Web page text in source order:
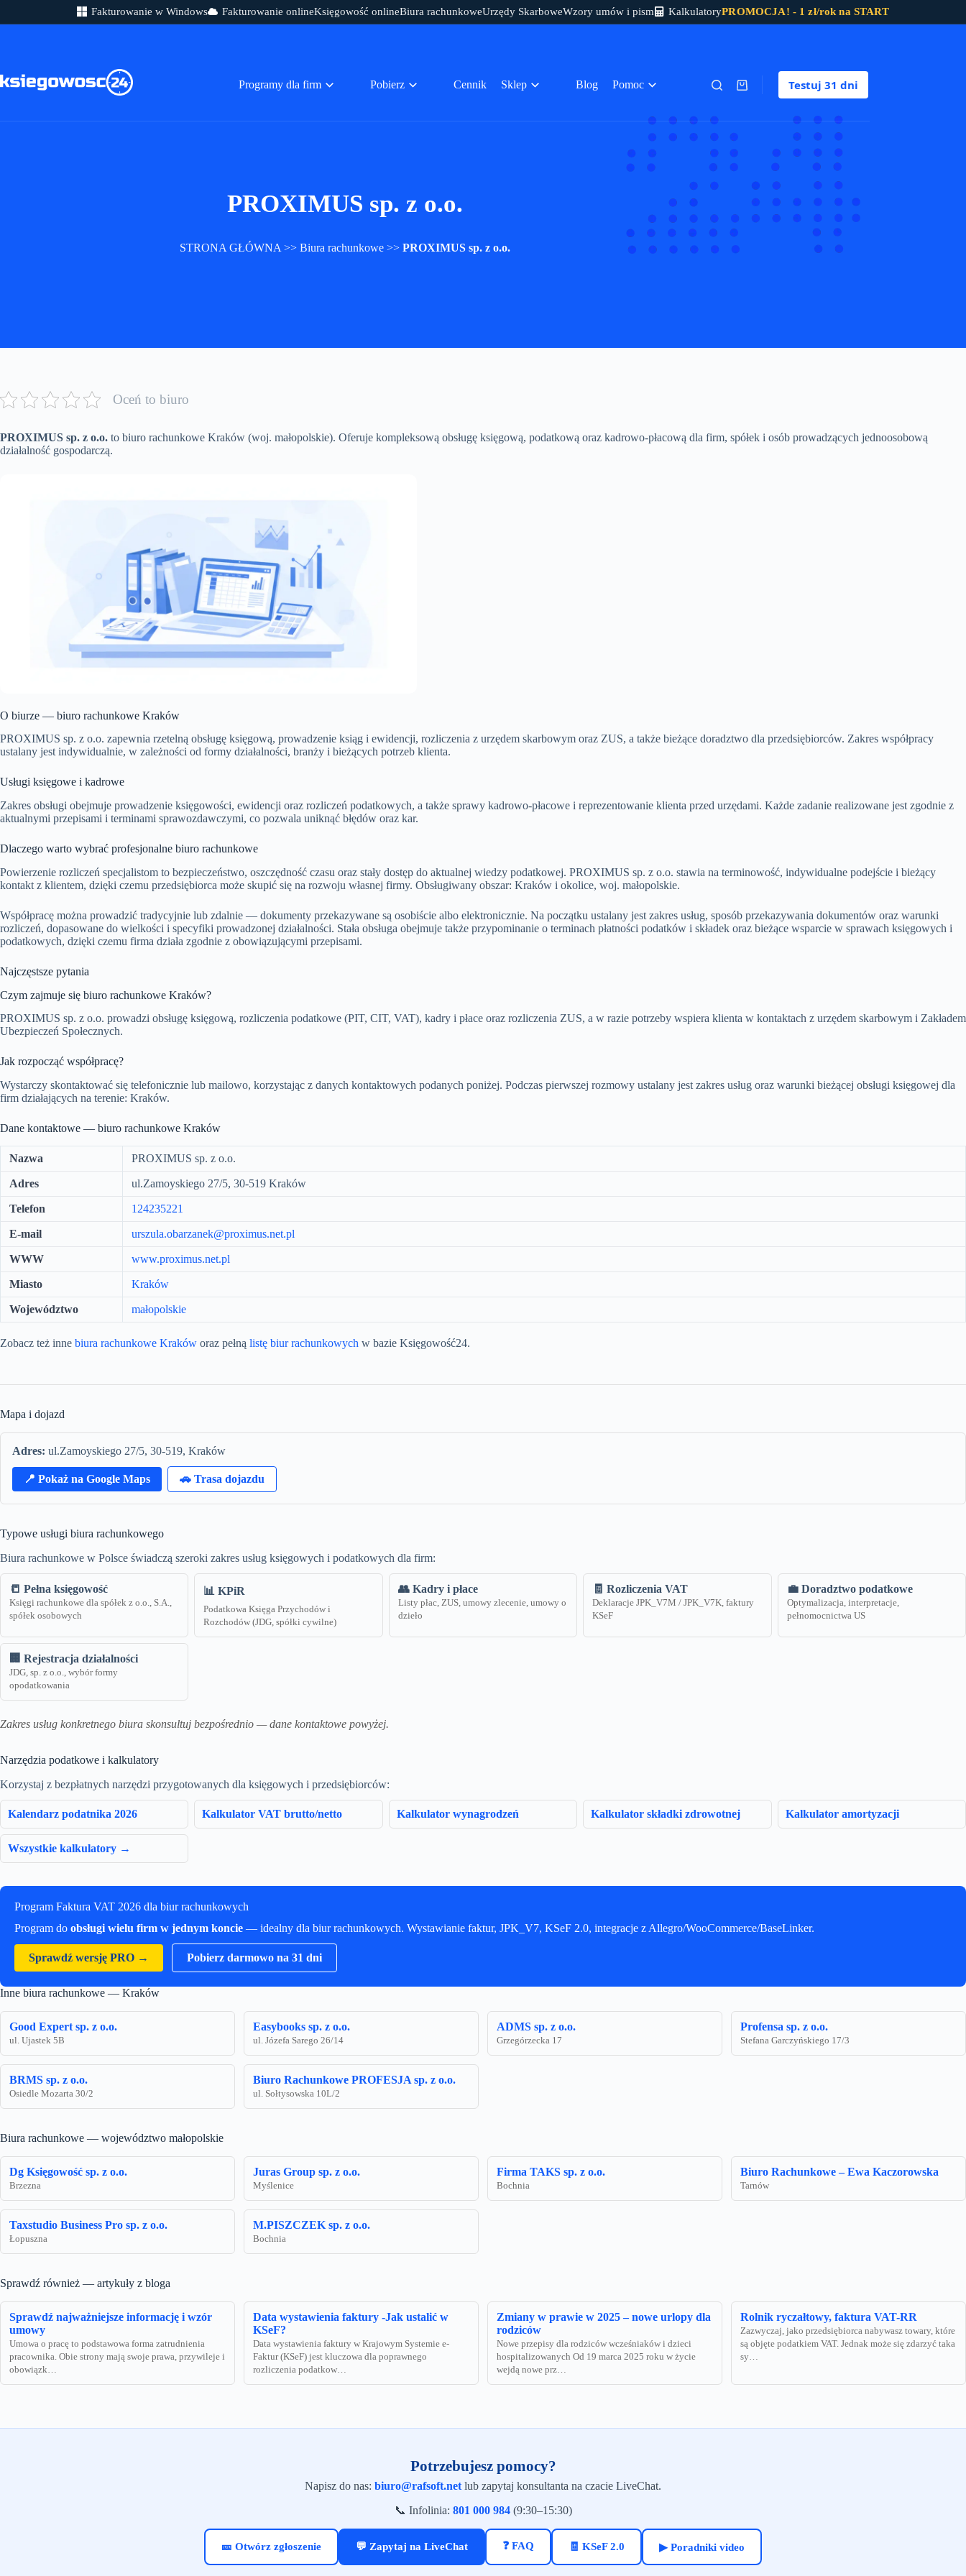
Fakturowanie w Windows Fakturowanie onlineKsięgowość onlineBiura rachunkoweUrzędy SkarboweWzory umów i pism KalkulatoryPROMOCJA! - 1 zł/rok na START
Programy dla firm Pobierz Cennik Sklep Blog Pomoc Koszyk Testuj 31 dni
PROXIMUS sp. z o.o.
STRONA GŁÓWNA >> Biura rachunkowe >> PROXIMUS sp. z o.o.
Oceń to biuro
PROXIMUS sp. z o.o. to biuro rachunkowe Kraków (woj. małopolskie). Oferuje kompleksową obsługę księgową, podatkową oraz kadrowo-płacową dla firm, spółek i osób prowadzących jednoosobową
działalność gospodarczą.
O biurze — biuro rachunkowe Kraków
PROXIMUS sp. z o.o. zapewnia rzetelną obsługę księgową, prowadzenie ksiąg i ewidencji, rozliczenia z urzędem skarbowym oraz ZUS, a także bieżące doradztwo dla przedsiębiorców. Zakres współpracy
ustalany jest indywidualnie, w zależności od formy działalności, branży i bieżących potrzeb klienta.
Usługi księgowe i kadrowe
Zakres obsługi obejmuje prowadzenie księgowości, ewidencji oraz rozliczeń podatkowych, a także sprawy kadrowo-płacowe i reprezentowanie klienta przed urzędami. Każde zadanie realizowane jest zgodnie z
aktualnymi przepisami i terminami sprawozdawczymi, co pozwala uniknąć błędów oraz kar.
Dlaczego warto wybrać profesjonalne biuro rachunkowe
Powierzenie rozliczeń specjalistom to bezpieczeństwo, oszczędność czasu oraz stały dostęp do aktualnej wiedzy podatkowej. PROXIMUS sp. z o.o. stawia na terminowość, indywidualne podejście i bieżący
kontakt z klientem, dzięki czemu przedsiębiorca może skupić się na rozwoju własnej firmy. Obsługiwany obszar: Kraków i okolice, woj. małopolskie.
Współpracę można prowadzić tradycyjnie lub zdalnie — dokumenty przekazywane są osobiście albo elektronicznie. Na początku ustalany jest zakres usług, sposób przekazywania dokumentów oraz warunki
rozliczeń, dopasowane do wielkości i specyfiki prowadzonej działalności. Stała obsługa obejmuje także przypominanie o terminach płatności podatków i składek oraz bieżące wsparcie w sprawach księgowych i
podatkowych, dzięki czemu firma działa zgodnie z obowiązującymi przepisami.
Najczęstsze pytania
Czym zajmuje się biuro rachunkowe Kraków?
PROXIMUS sp. z o.o. prowadzi obsługę księgową, rozliczenia podatkowe (PIT, CIT, VAT), kadry i płace oraz rozliczenia ZUS, a w razie potrzeby wspiera klienta w kontaktach z urzędem skarbowym i Zakładem
Ubezpieczeń Społecznych.
Jak rozpocząć współpracę?
Wystarczy skontaktować się telefonicznie lub mailowo, korzystając z danych kontaktowych podanych poniżej. Podczas pierwszej rozmowy ustalany jest zakres usług oraz warunki bieżącej obsługi księgowej dla
firm działających na terenie: Kraków.
Dane kontaktowe — biuro rachunkowe Kraków
Nazwa PROXIMUS sp. z o.o.
Adres ul.Zamoyskiego 27/5, 30-519 Kraków
Telefon 124235221
E-mail urszula.obarzanek@proximus.net.pl
WWW www.proximus.net.pl
Miasto Kraków
Województwo małopolskie
Zobacz też inne biura rachunkowe Kraków oraz pełną listę biur rachunkowych w bazie Księgowość24.
Mapa i dojazd
Adres: ul.Zamoyskiego 27/5, 30-519, Kraków
📍 Pokaż na Google Maps 🚗 Trasa dojazdu
Typowe usługi biura rachunkowego
Biura rachunkowe w Polsce świadczą szeroki zakres usług księgowych i podatkowych dla firm:
📒 Pełna księgowość
Księgi rachunkowe dla spółek z o.o., S.A.,
spółek osobowych
📊 KPiR
Podatkowa Księga Przychodów i
Rozchodów (JDG, spółki cywilne)
👥 Kadry i płace
Listy płac, ZUS, umowy zlecenie, umowy o
dzieło
🧾 Rozliczenia VAT
Deklaracje JPK_V7M / JPK_V7K, faktury
KSeF
💼 Doradztwo podatkowe
Optymalizacja, interpretacje,
pełnomocnictwa US
🏢 Rejestracja działalności
JDG, sp. z o.o., wybór formy
opodatkowania
Zakres usług konkretnego biura skonsultuj bezpośrednio — dane kontaktowe powyżej.
Narzędzia podatkowe i kalkulatory
Korzystaj z bezpłatnych narzędzi przygotowanych dla księgowych i przedsiębiorców:
Kalendarz podatnika 2026 Kalkulator VAT brutto/netto Kalkulator wynagrodzeń Kalkulator składki zdrowotnej Kalkulator amortyzacji
Wszystkie kalkulatory →
Program Faktura VAT 2026 dla biur rachunkowych
Program do obsługi wielu firm w jednym koncie — idealny dla biur rachunkowych. Wystawianie faktur, JPK_V7, KSeF 2.0, integracje z Allegro/WooCommerce/BaseLinker.
Sprawdź wersję PRO → Pobierz darmowo na 31 dni
Inne biura rachunkowe — Kraków
Good Expert sp. z o.o.
ul. Ujastek 5B
Easybooks sp. z o.o.
ul. Józefa Sarego 26/14
ADMS sp. z o.o.
Grzegórzecka 17
Profensa sp. z o.o.
Stefana Garczyńskiego 17/3
BRMS sp. z o.o.
Osiedle Mozarta 30/2
Biuro Rachunkowe PROFESJA sp. z o.o.
ul. Sołtysowska 10L/2
Biura rachunkowe — województwo małopolskie
Dg Księgowość sp. z o.o.
Brzezna
Juras Group sp. z o.o.
Myślenice
Firma TAKS sp. z o.o.
Bochnia
Biuro Rachunkowe – Ewa Kaczorowska
Tarnów
Taxstudio Business Pro sp. z o.o.
Łopuszna
M.PISZCZEK sp. z o.o.
Bochnia
Sprawdź również — artykuły z bloga
Sprawdź najważniejsze informację i wzór
umowy
Umowa o pracę to podstawowa forma zatrudnienia
pracownika. Obie strony mają swoje prawa, przywileje i
obowiązk…
Data wystawienia faktury -Jak ustalić w
KSeF?
Data wystawienia faktury w Krajowym Systemie e-
Faktur (KSeF) jest kluczowa dla poprawnego
rozliczenia podatkow…
Zmiany w prawie w 2025 – nowe urlopy dla
rodziców
Nowe przepisy dla rodziców wcześniaków i dzieci
hospitalizowanych Od 19 marca 2025 roku w życie
wejdą nowe prz…
Rolnik ryczałtowy, faktura VAT-RR
Zazwyczaj, jako przedsiębiorca nabywasz towary, które
są objęte podatkiem VAT. Jednak może się zdarzyć taka
sy…
Potrzebujesz pomocy?
Napisz do nas: biuro@rafsoft.net lub zapytaj konsultanta na czacie LiveChat.
📞 Infolinia: 801 000 984(9:30–15:30)
🎫 Otwórz zgłoszenie 💬 Zapytaj na LiveChat ❓ FAQ 🧾 KSeF 2.0 ▶ Poradniki video